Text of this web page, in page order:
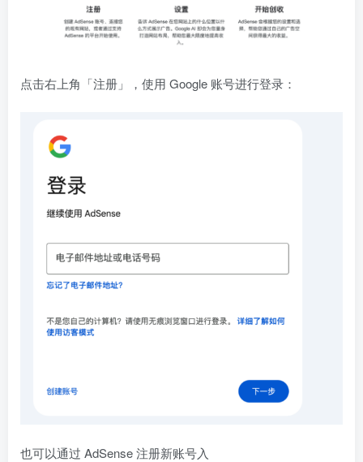
点击右上角「注册」，使用 Google 账号进行登录：
也可以通过 AdSense 注册新账号入